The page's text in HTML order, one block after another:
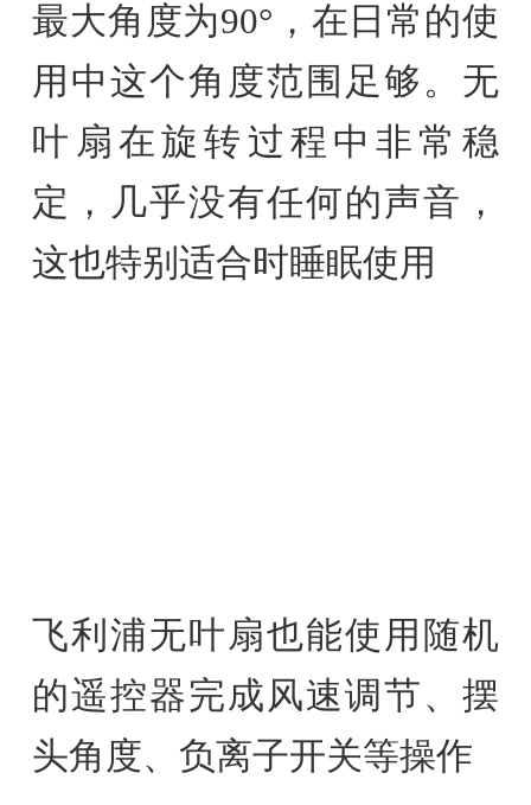
最大角度为90°，在日常的使
用中这个角度范围足够。无
叶扇在旋转过程中非常稳
定，几乎没有任何的声音，
这也特别适合时睡眠使用
飞利浦无叶扇也能使用随机
的遥控器完成风速调节、摆
头角度、负离子开关等操作